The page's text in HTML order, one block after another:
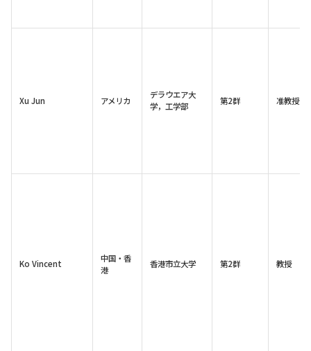
Xu Jun アメリカ
デラウエア大
学，工学部
第2群 准教授
Ko Vincent
中国・香
港
香港市立大学 第2群 教授